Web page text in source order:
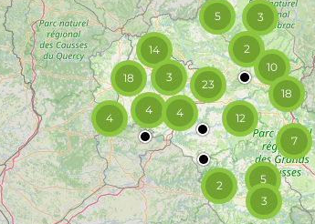
3
3
4
5
4
3
5
10
2
2
18
18
12
14
7
4
23